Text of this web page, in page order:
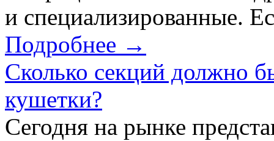
и специализированные.
Подробнее →
Сколько секций должно
кушетки?
Сегодня на рынке